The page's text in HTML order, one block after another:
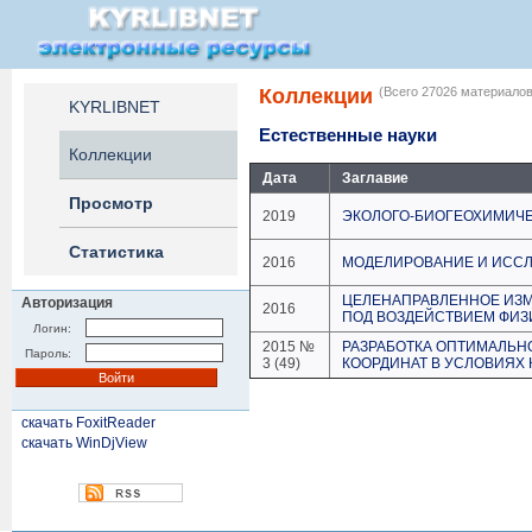
KYRLIBNET
Коллекции
Просмотр
Статистика
Авторизация
Логин:
Пароль:
скачать FoxitReader
скачать WinDjView
Коллекции (Всего 27026
Естественные науки
Дата Заглавие
2019 ЭКОЛОГО-
2016 МОДЕЛИРОВАНИЕ И
2016
ЦЕЛЕНАПРАВЛЕННОЕ
ПОД ВОЗДЕЙСТВИЕМ
2015 №
3 (49)
РАЗРАБОТКА
КООРДИНАТ В УСЛОВИЯХ